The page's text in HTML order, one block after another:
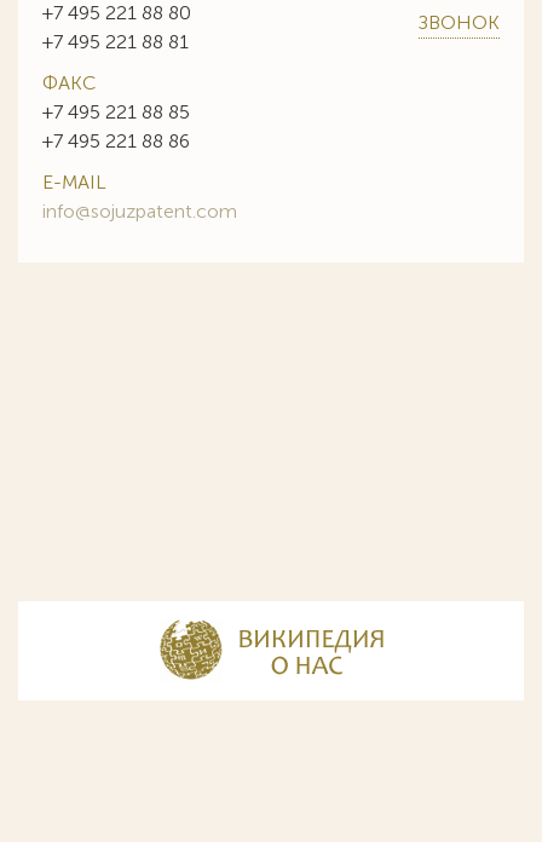
+7 495 221 88 80
+7 495 221 88 81
ЗВОНОК
ФАКС
+7 495 221 88 85
+7 495 221 88 86
E-MAIL
info@sojuzpatent.com